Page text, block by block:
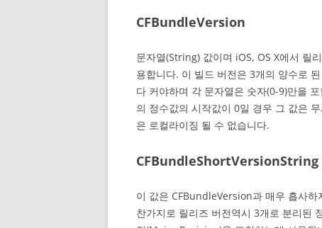
CFBundleVersion
문자열(String) 값이며 iOS, OS X에서 릴
용합니다. 이 빌드 버전은 3개의 양수로
다 커야하며 각 문자열은 숫자(0-9)만을
의 정수값의 시작값이 0일 경우 그 값은
은 로컬라이징 될 수 없습니다.
CFBundleShortVersionString
이 값은 CFBundleVersion과 매우 흡사
찬가지로 릴리즈 버전역시 3개로 분리된